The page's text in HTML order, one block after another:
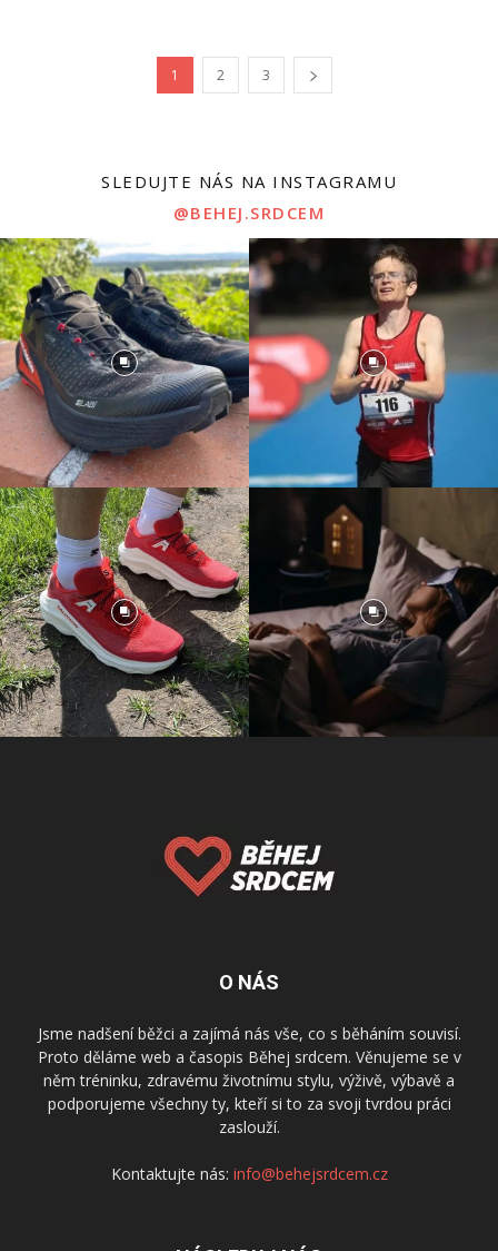
1 2 3
SLEDUJTE NÁS NA INSTAGRAMU
@BEHEJ.SRDCEM
O NÁS
Jsme nadšení běžci a zajímá nás vše, co s běháním souvisí.
Proto děláme web a časopis Běhej srdcem. Věnujeme se v
něm tréninku, zdravému životnímu stylu, výživě, výbavě a
podporujeme všechny ty, kteří si to za svoji tvrdou práci
zaslouží.
Kontaktujte nás: info@behejsrdcem.cz